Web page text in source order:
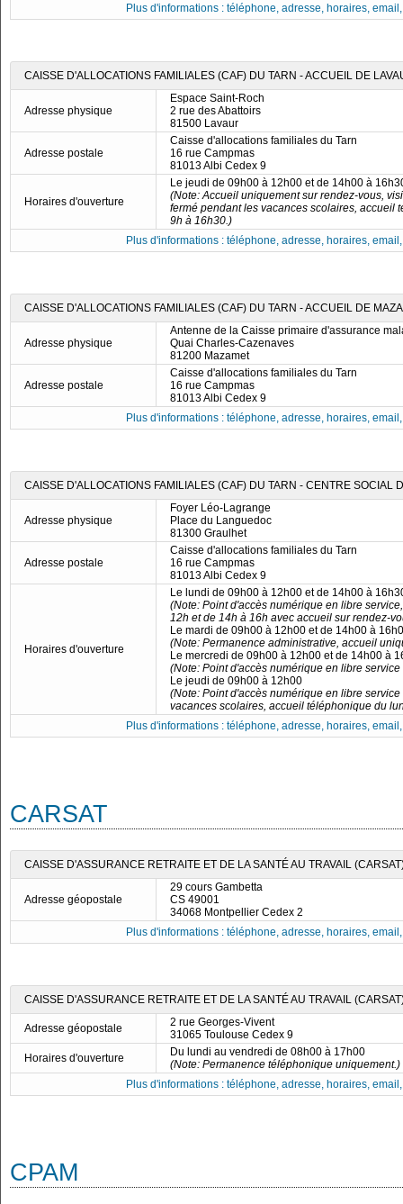
Plus d'informations : téléphone, adresse, horaires,
CAISSE D'ALLOCATIONS FAMILIALES (CAF) DU TARN - ACCUEIL DE
Adresse physique
Espace Saint-Roch
2 rue des Abattoirs
81500 Lavaur
Adresse postale
Caisse d'allocations familiales du Tarn
16 rue Campmas
81013 Albi Cedex 9
Horaires d'ouverture
Le jeudi de 09h00 à 12h00 et de 14h00 à
(Note: Accueil uniquement sur rendez-vous,
fermé pendant les vacances scolaires, accueil
9h à 16h30.)
Plus d'informations : téléphone, adresse, horaires,
CAISSE D'ALLOCATIONS FAMILIALES (CAF) DU TARN - ACCUEIL DE
Adresse physique
Antenne de la Caisse primaire d'assurance
Quai Charles-Cazenaves
81200 Mazamet
Adresse postale
Caisse d'allocations familiales du Tarn
16 rue Campmas
81013 Albi Cedex 9
Plus d'informations : téléphone, adresse, horaires,
CAISSE D'ALLOCATIONS FAMILIALES (CAF) DU TARN - CENTRE SOCIAL
Adresse physique
Foyer Léo-Lagrange
Place du Languedoc
81300 Graulhet
Adresse postale
Caisse d'allocations familiales du Tarn
16 rue Campmas
81013 Albi Cedex 9
Horaires d'ouverture
Le lundi de 09h00 à 12h00 et de 14h00 à
(Note: Point d'accès numérique en libre
12h et de 14h à 16h avec accueil sur rendez-
Le mardi de 09h00 à 12h00 et de 14h00 à
(Note: Permanence administrative, accueil
Le mercredi de 09h00 à 12h00 et de 14h00 à
(Note: Point d'accès numérique en libre
Le jeudi de 09h00 à 12h00
(Note: Point d'accès numérique en libre
vacances scolaires, accueil téléphonique du
Plus d'informations : téléphone, adresse, horaires,
CARSAT
CAISSE D'ASSURANCE RETRAITE ET DE LA SANTÉ AU TRAVAIL
Adresse géopostale
29 cours Gambetta
CS 49001
34068 Montpellier Cedex 2
Plus d'informations : téléphone, adresse, horaires,
CAISSE D'ASSURANCE RETRAITE ET DE LA SANTÉ AU TRAVAIL
Adresse géopostale
2 rue Georges-Vivent
31065 Toulouse Cedex 9
Horaires d'ouverture
Du lundi au vendredi de 08h00 à 17h00
(Note: Permanence téléphonique uniquement.)
Plus d'informations : téléphone, adresse, horaires,
CPAM